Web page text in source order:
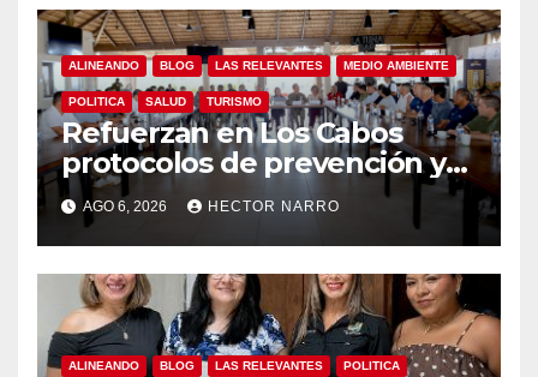
ALINEANDO BLOG LAS RELEVANTES MEDIO AMBIENTE
POLITICA SALUD TURISMO
Refuerzan en Los Cabos
protocolos de prevención y
rescate en playas ante oleaje
y temporada de ciclones
AGO 6, 2026 HECTOR NARRO
ALINEANDO BLOG LAS RELEVANTES POLITICA